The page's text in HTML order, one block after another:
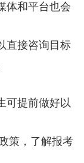
和平台也会
接咨询目标
提前做好以
策，了解报考